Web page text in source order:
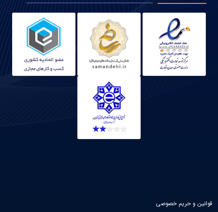
قوانین و حریم خصوصی